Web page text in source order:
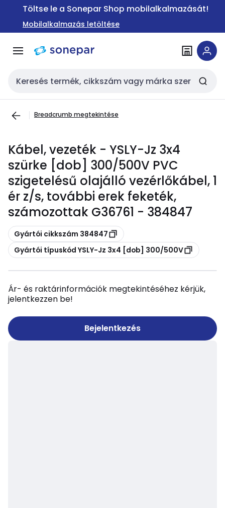
Ugrás a
Ugrás a
tartalomra
Töltse le a Sonepar Shop mobilalkalmazását!
Mobilalkalmazás letöltése
Keresési bemenet
Breadcrumb megtekintése
Kábel, vezeték - YSLY-Jz 3x4
szürke [dob] 300/500V PVC
szigetelésű olajálló vezérlőkábel, 1
ér z/s, további erek feketék,
számozottak G36761 - 384847
Másolás
Gyártói cikkszám 384847
Másolás
Gyártói típuskód YSLY-Jz 3x4 [dob] 300/500V
Ár- és raktárinformációk megtekintéséhez kérjük,
jelentkezzen be!
Bejelentkezés